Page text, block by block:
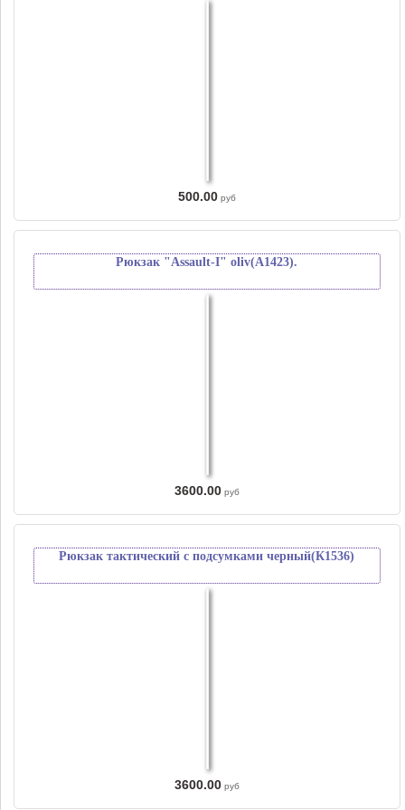
500.00 руб
Рюкзак "Аssault-I" oliv(А1423).
3600.00 руб
Рюкзак тактический с подсумками черный(К1536)
3600.00 руб